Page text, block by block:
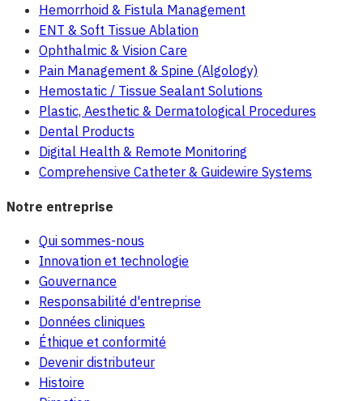
Hemorrhoid & Fistula Management
ENT & Soft Tissue Ablation
Ophthalmic & Vision Care
Pain Management & Spine (Algology)
Hemostatic / Tissue Sealant Solutions
Plastic, Aesthetic & Dermatological Procedures
Dental Products
Digital Health & Remote Monitoring
Comprehensive Catheter & Guidewire Systems
Notre entreprise
Qui sommes-nous
Innovation et technologie
Gouvernance
Responsabilité d'entreprise
Données cliniques
Éthique et conformité
Devenir distributeur
Histoire